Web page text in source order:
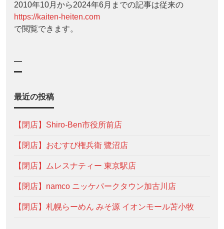
2010年10月から2024年6月までの記事は従来の
https://kaiten-heiten.com
で閲覧できます。
—
最近の投稿
【閉店】Shiro-Ben市役所前店
【閉店】おむすび権兵衛 鷺沼店
【閉店】ムレスナティー 東京駅店
【閉店】namco ニッケパークタウン加古川店
【閉店】札幌らーめん みそ源 イオンモール苫小牧